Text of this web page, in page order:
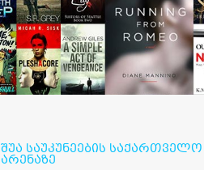
შუა საუკუნეების
არენაზე